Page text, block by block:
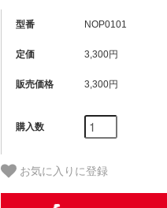
型番 NOP0101
定価 3,300円
販売価格 3,300円
購入数
お気に入りに登録